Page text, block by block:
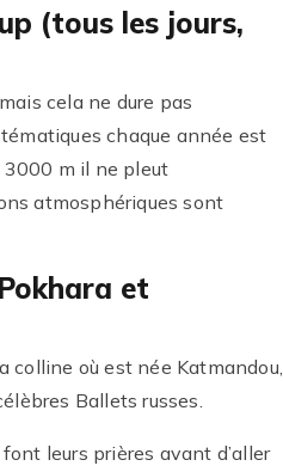
(tous les jours,
cela ne dure pas
chaque année est
3000 m il ne pleut
atmosphériques sont
et
colline où est née Katmandou,
Ballets russes.
leurs prières avant d’aller